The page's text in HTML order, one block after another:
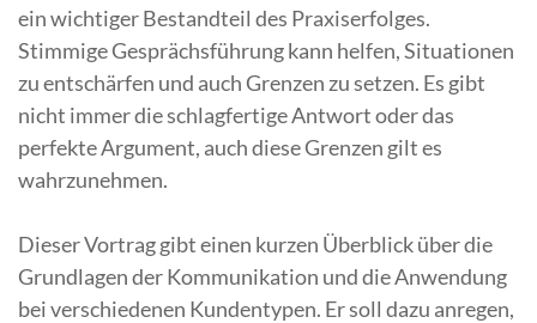
ein wichtiger Bestandteil des Praxiserfolges.
Stimmige Gesprächsführung kann helfen, Situationen
zu entschärfen und auch Grenzen zu setzen. Es gibt
nicht immer die schlagfertige Antwort oder das
perfekte Argument, auch diese Grenzen gilt es
wahrzunehmen.
Dieser Vortrag gibt einen kurzen Überblick über die
Grundlagen der Kommunikation und die Anwendung
bei verschiedenen Kundentypen. Er soll dazu anregen,